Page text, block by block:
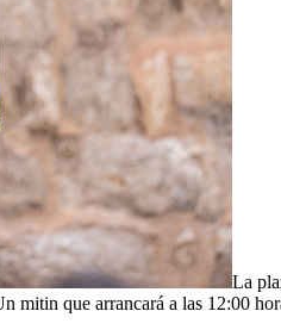
La
que arrancará a las 12:00